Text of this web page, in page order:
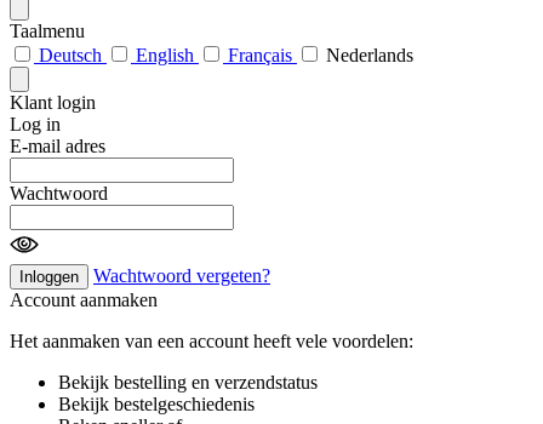
Taalmenu
Deutsch
English Français Nederlands
Klant login
Log in
E-mail adres
Wachtwoord
Inloggen
Wachtwoord vergeten?
Account aanmaken
Het aanmaken van een account heeft vele voordelen:
Bekijk bestelling en verzendstatus
Bekijk bestelgeschiedenis